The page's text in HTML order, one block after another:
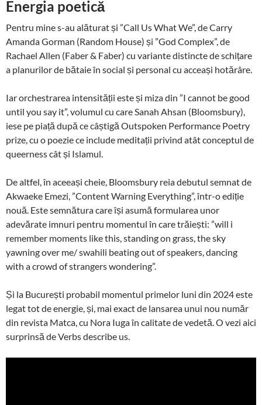
Energia poetică
Pentru mine s-au alăturat și ”Call Us What We”, de Carry
Amanda Gorman (Random House) și ”God Complex”, de
Rachael Allen (Faber & Faber) cu variante distincte de schițare
a planurilor de bătaie în social și personal cu acceași hotărâre.
Iar orchestrarea intensității este și miza din ”I cannot be good
until you say it”, volumul cu care Sanah Ahsan (Bloomsbury),
iese pe piață după ce câștigă Outspoken Performance Poetry
prize, cu o poezie ce include meditații privind atât conceptul de
queerness cât și Islamul.
De altfel, în aceeași cheie, Bloomsbury reia debutul semnat de
Akwaeke Emezi, ”Content Warning Everything”, într-o ediție
nouă. Este semnătura care își asumă formularea unor
adevărate imnuri pentru momentul în care trăiești: ”will i
remember moments like this, standing on grass, the sky
yawning over me/ swahili beating out of speakers, dancing
with a crowd of strangers wondering”.
Și la București probabil momentul primelor luni din 2024 este
legat tot de energie, și, mai exact de lansarea unui nou număr
din revista Matca, cu Nora Iuga în calitate de vedetă. O vezi aici
surprinsă de Verbs describe us.